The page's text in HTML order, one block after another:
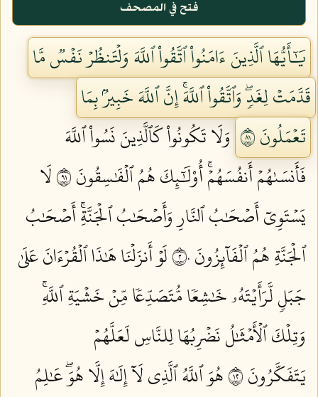
فتح في المصحف
يَٰٓأَيُّهَا ٱلَّذِينَ ءَامَنُواْ ٱتَّقُواْ ٱللَّهَ وَلۡتَنظُرۡ نَفۡسٞ مَّا
قَدَّمَتۡ لِغَدٖۖ وَٱتَّقُواْ ٱللَّهَۚ إِنَّ ٱللَّهَ خَبِيرُۢ بِمَا
تَعۡمَلُونَ ١٨
وَلَا تَكُونُواْ كَٱلَّذِينَ نَسُواْ ٱللَّهَ
فَأَنسَىٰهُمۡ أَنفُسَهُمۡۚ أُوْلَٰٓئِكَ هُمُ ٱلۡفَٰسِقُونَ ١٩
لَا
يَسۡتَوِيٓ أَصۡحَٰبُ ٱلنَّارِ وَأَصۡحَٰبُ ٱلۡجَنَّةِۚ أَصۡحَٰبُ
ٱلۡجَنَّةِ هُمُ ٱلۡفَآئِزُونَ ٢٠
لَوۡ أَنزَلۡنَا هَٰذَا ٱلۡقُرۡءَانَ عَلَىٰ
جَبَلٖ لَّرَأَيۡتَهُۥ خَٰشِعٗا مُّتَصَدِّعٗا مِّنۡ خَشۡيَةِ ٱللَّهِۚ
وَتِلۡكَ ٱلۡأَمۡثَٰلُ نَضۡرِبُهَا لِلنَّاسِ لَعَلَّهُمۡ
يَتَفَكَّرُونَ ٢١
هُوَ ٱللَّهُ ٱلَّذِي لَآ إِلَٰهَ إِلَّا هُوَۖ عَٰلِمُ